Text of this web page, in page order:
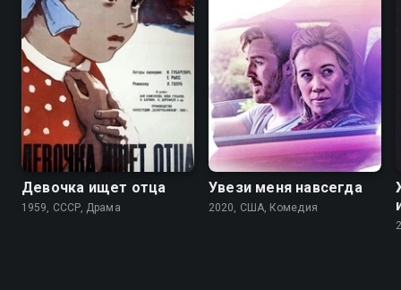
7.3
Девочка ищет отца
1959, СССР, Драма
Увези меня навсегда
2020, США, Комедия